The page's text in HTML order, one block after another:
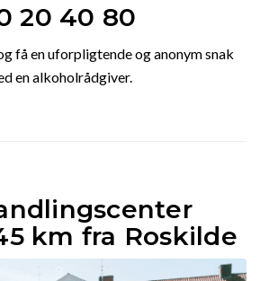
20 40 80
få en uforpligtende og anonym snak
en alkoholrådgiver.
km fra Roskilde